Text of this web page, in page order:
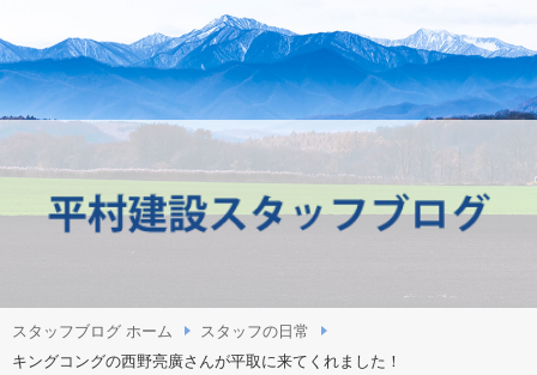
スタッフブログ ホーム
スタッフの日常
キングコングの西野亮廣さんが平取に来てくれました！